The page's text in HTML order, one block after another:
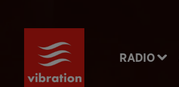
RADIO